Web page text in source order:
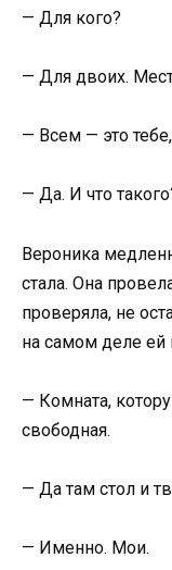
— Для кого?
— Для двоих.
— Всем — это
— Да. И что
Вероника
стала. Она
проверяла, не
на самом деле ей
— Комната,
свободная.
— Да там стол и
— Именно. Мои.